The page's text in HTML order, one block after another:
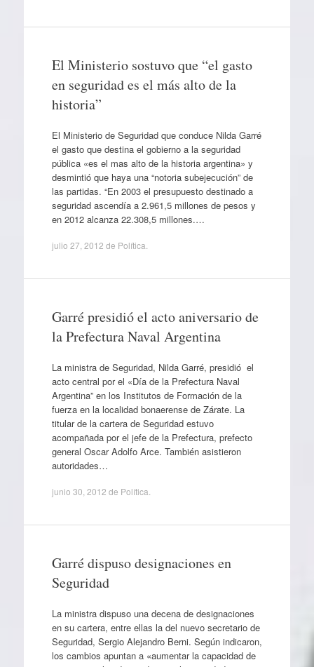
El Ministerio sostuvo que “el gasto
en seguridad es el más alto de la
historia”
El Ministerio de Seguridad que conduce Nilda Garré
el gasto que destina el gobierno a la seguridad
pública «es el mas alto de la historia argentina» y
desmintió que haya una “notoria subejecución” de
las partidas. “En 2003 el presupuesto destinado a
seguridad ascendía a 2.961,5 millones de pesos y
en 2012 alcanza 22.308,5 millones.…
julio 27, 2012 de Política
Garré presidió el acto aniversario de
la Prefectura Naval Argentina
La ministra de Seguridad, Nilda Garré, presidió el
acto central por el «Día de la Prefectura Naval
Argentina” en los Institutos de Formación de la
fuerza en la localidad bonaerense de Zárate. La
titular de la cartera de Seguridad estuvo
acompañada por el jefe de la Prefectura, prefecto
general Oscar Adolfo Arce. También asistieron
autoridades…
junio 30, 2012 de Política
Garré dispuso designaciones en
Seguridad
La ministra dispuso una decena de designaciones
en su cartera, entre ellas la del nuevo secretario de
Seguridad, Sergio Alejandro Berni. Según indicaron,
los cambios apuntan a «aumentar la capacidad de